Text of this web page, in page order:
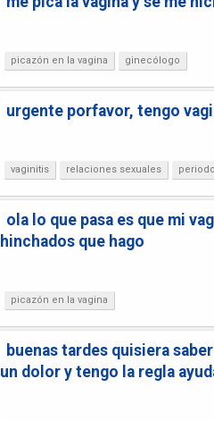
picazón en la vagina ginecólogo
urgente porfavor, tengo
vaginitis relaciones sexuales
ola lo que pasa es que mi
hinchados que hago
picazón en la vagina
buenas tardes quisiera
un dolor y tengo la regla